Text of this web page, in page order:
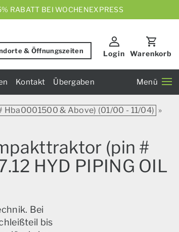
RABATT BEI WOCHENEXPRESS
& Öffnungszeiten Login Warenkorb
Kontakt Übergaben Menü
Hba0001500 & Above) (01/00 - 11/04) »
(pin #
HYD PIPING OIL
Bei
bis